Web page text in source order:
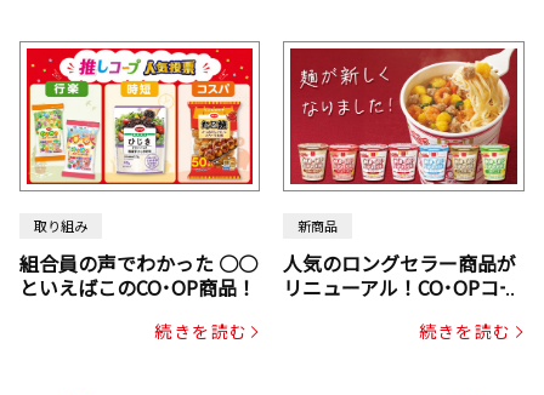
取り組み
組合員の声でわかった ○○
といえばこのCO･OP商品！
続きを読む
新商品
人気のロングセラー商品が
リニューアル！CO･OPコー
続きを読む